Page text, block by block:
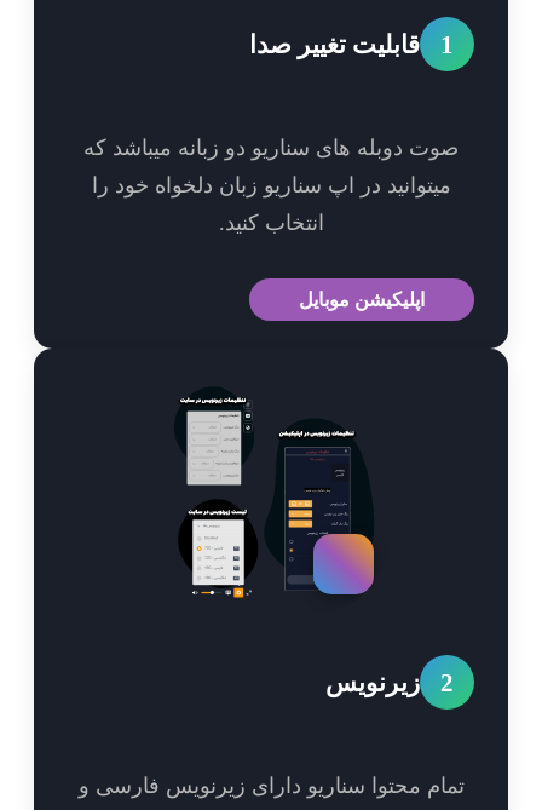
قابلیت تغییر صدا
دوبله های سناریو دو زبانه میباشد که
میتوانید در اپ سناریو زبان دلخواه خود را
انتخاب کنید.
اپلیکیشن موبایل
زیرنویس
محتوا سناریو دارای زیرنویس فارسی و